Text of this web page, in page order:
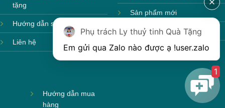
tặng
Hướng dẫn sử dụng
Liên hệ
Sản phẩm mới
Sản phẩm môi trường
Hướng dẫn mua
hàng
Phụ trách Ly thuỷ tinh Quà Tặng
Em gửi qua Zalo nào được ạ !user.zalo
1